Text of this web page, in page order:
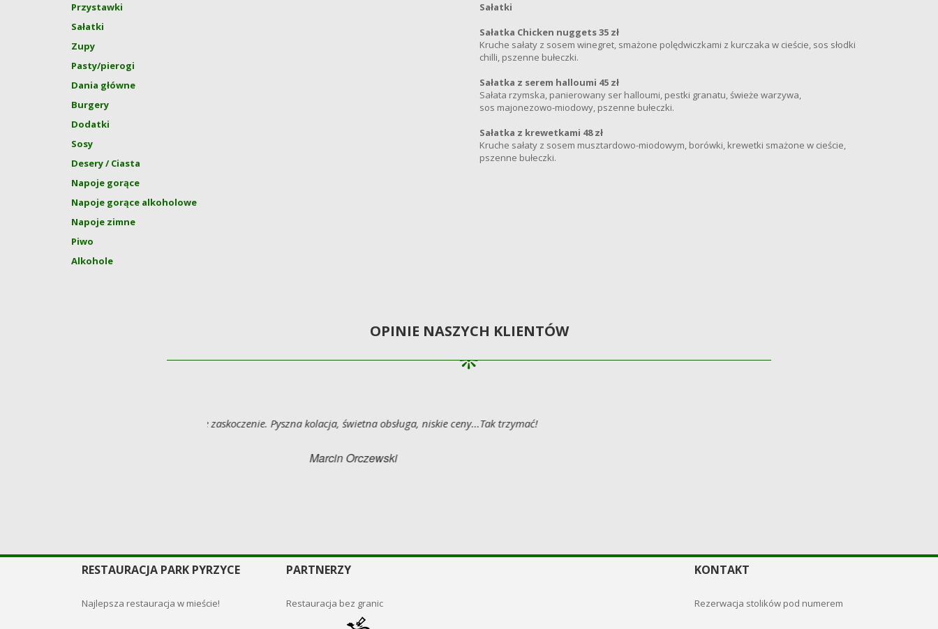
Przystawki
Sałatki
Zupy
Pasty/pierogi
Dania główne
Burgery
Dodatki
Sosy
Desery / Ciasta
Napoje gorące
Napoje gorące alkoholowe
Napoje zimne
Piwo
Alkohole
Sałatki
Sałatka Chicken nuggets 35 zł
Kruche sałaty z sosem winegret, smażone polędwiczkami z kurczaka w cieście, sos słodki
chilli, pszenne bułeczki.
Sałatka z serem halloumi 45 zł
Sałata rzymska, panierowany ser halloumi, pestki granatu, świeże warzywa,
sos majonezowo-miodowy, pszenne bułeczki.
Sałatka z krewetkami 48 zł
Kruche sałaty z sosem musztardowo-miodowym, borówki, krewetki smażone w cieście,
pszenne bułeczki.
OPINIE NASZYCH KLIENTÓW
Polecam :) Przepyszne menu i nowoczesny wygląd :)
RESTAURACJA PARK PYRZYCE
Najlepsza restauracja w mieście!
PARTNERZY
Restauracja bez granic
KONTAKT
Rezerwacja stolików pod numerem